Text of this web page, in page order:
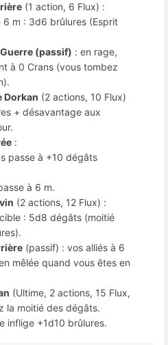
(1 action, 6 Flux) :
m : 3d6 brûlures (Esprit
(passif) : en rage,
à 0 Crans (vous tombez
Dorkan (2 actions, 10 Flux)
+ désavantage aux
:
passe à +10 dégâts
à 6 m.
(2 actions, 12 Flux) :
: 5d8 dégâts (moitié
(passif) : vos alliés à 6
mêlée quand vous êtes en
(Ultime, 2 actions, 15 Flux,
la moitié des dégâts.
inflige +1d10 brûlures.